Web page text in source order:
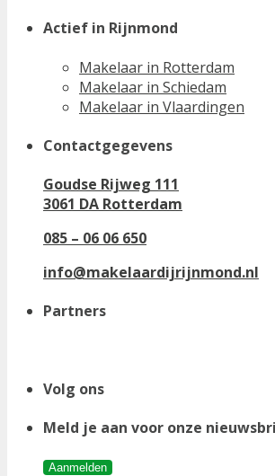
Actief in Rijnmond
Makelaar in Rotterdam
Makelaar in Schiedam
Makelaar in Vlaardingen
Contactgegevens
Goudse Rijweg 111
3061 DA Rotterdam
085 – 06 06 650
info@makelaardijrijnmond.nl
Partners
Volg ons
Meld je aan voor onze
Aanmelden